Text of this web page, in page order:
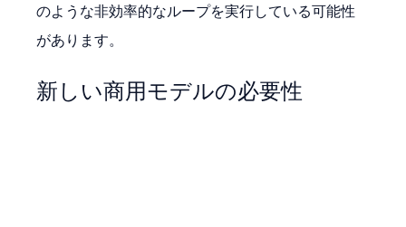
のような非効率的なループを実行している可能性
があります。
新しい商用モデルの必要性